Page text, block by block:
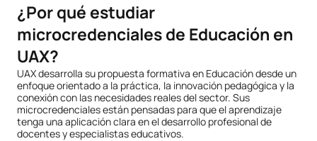
¿Por qué estudiar
microcredenciales de Educación en
UAX?
UAX desarrolla su propuesta formativa en Educación desde un
enfoque orientado a la práctica, la innovación pedagógica y la
conexión con las necesidades reales del sector. Sus
microcredenciales están pensadas para que el aprendizaje
tenga una aplicación clara en el desarrollo profesional de
docentes y especialistas educativos.